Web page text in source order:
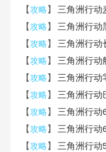
5月13日
5月8日
5月6日
4月29日
【攻略 】
三角洲行动
【攻略 】
三角洲行动
【攻略 】
三角洲行动
【攻略 】
三角洲行动
【攻略 】
三角洲行动
【攻略 】
三角洲行动
【攻略 】
三角洲行动
【攻略 】
三角洲行动
【攻略 】
三角洲行动